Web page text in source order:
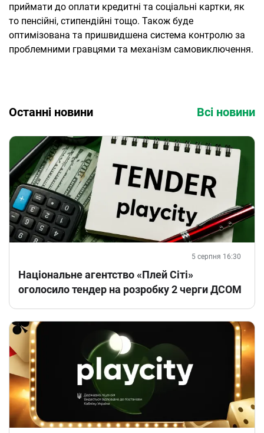
приймати до оплати кредитні та соціальні картки, як
то пенсійні, стипендійні тощо. Також буде
оптимізована та пришвидшена система контролю за
проблемними гравцями та механізм самовиключення.
Останні новини Всі новини
5 серпня 16:30
Національне агентство «Плей Сіті»
оголосило тендер на розробку 2 черги ДСОМ